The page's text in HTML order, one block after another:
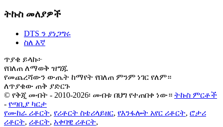
ትኩስ መለያዎች
DTS ን ያነጋግሩ
ስለ እኛ
ጥያቄ ይላኩ፦
የበለጠ ለማወቅ ዝግጁ
የመጨረሻውን ውጤት ከማየት የበለጠ ምንም ነገር የለም።
ለጥያቄው ጠቅ ያድርጉ
© የቅጂ መብት - 2010-2026፡ መብቱ በህግ የተጠበቀ ነው። ትኩስ ምርቶች
- የጣቢያ ካርታ
የሙከራ ሪቶርት, የሪቶርት ስቴሪላይዘር, የእንፋሎት አየር ሪቶርት, ሮታሪ
ሪቶርት, ሪቶርት, አቀባዊ ሪቶርት,